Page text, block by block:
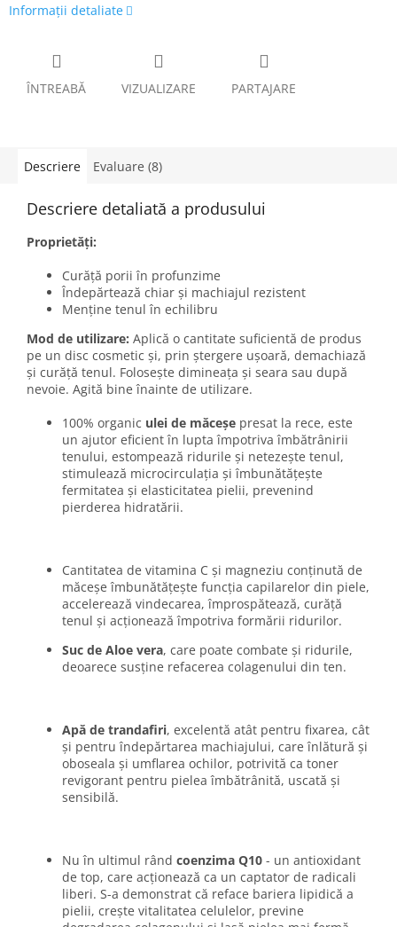
Informaţii detaliate
ÎNTREABĂ VIZUALIZARE PARTAJARE
Descriere Evaluare (8)
Descriere detaliată a produsului
Proprietăți:
Curăță porii în profunzime
Îndepărtează chiar și machiajul rezistent
Menține tenul în echilibru
Mod de utilizare: Aplică o cantitate suficientă de produs
pe un disc cosmetic și, prin ștergere ușoară, demachiază
și curăță tenul. Folosește dimineața și seara sau după
nevoie. Agită bine înainte de utilizare.
100% organic ulei de măceșe presat la rece, este
un ajutor eficient în lupta împotriva îmbătrânirii
tenului, estompează ridurile și netezește tenul,
stimulează microcirculația și îmbunătățește
fermitatea și elasticitatea pielii, prevenind
pierderea hidratării.
Cantitatea de vitamina C și magneziu conținută de
măceșe îmbunătățește funcția capilarelor din piele,
accelerează vindecarea, împrospătează, curăță
tenul și acționează împotriva formării ridurilor.
Suc de Aloe vera, care poate combate și ridurile,
deoarece susține refacerea colagenului din ten.
Apă de trandafiri, excelentă atât pentru fixarea, cât
și pentru îndepărtarea machiajului, care înlătură și
oboseala și umflarea ochilor, potrivită ca toner
revigorant pentru pielea îmbătrânită, uscată și
sensibilă.
Nu în ultimul rând coenzima Q10 - un antioxidant
de top, care acționează ca un captator de radicali
liberi. S-a demonstrat că reface bariera lipidică a
pielii, crește vitalitatea celulelor, previne